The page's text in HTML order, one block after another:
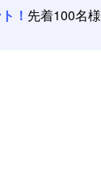
！ 先着100名様